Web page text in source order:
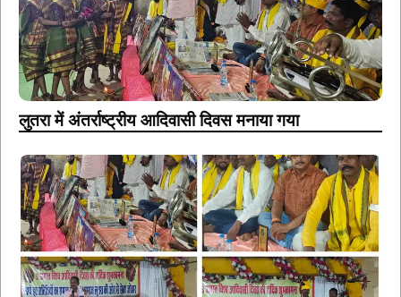
लुतरा में अंतर्राष्ट्रीय आदिवासी दिवस मनाया गया